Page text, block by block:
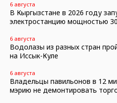
6 августа
В Кыргызстане в 2026 году
электростанцию мощностью
6 августа
Водолазы из разных стран
на Иссык-Куле
6 августа
Владельцы павильонов в 12
мэрию не демонтировать